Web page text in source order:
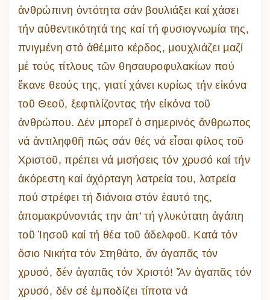
ἀνθρώπινη ὀντότητα σάν βουλιάξει καί χάσει
τήν αὐθεντικότητά της καί τή φυσιογνωμία της,
πνιγμένη στό ἀθέμιτο κέρδος, μουχλιάζει μαζί
μέ τούς τίτλους τῶν θησαυροφυλακίων πού
ἔκανε θεούς της, γιατί χάνει κυρίως τήν εἰκόνα
τοῦ Θεοῦ, ξεφτιλίζοντας τήν εἰκόνα τοῦ
ἀνθρώπου. Δέν μπορεῖ ὁ σημερινός ἄνθρωπος
νά ἀντιληφθῆ πῶς σάν θές νά εἶσαι φίλος τοῦ
Χριστοῦ, πρέπει νά μισήσεις τόν χρυσό καί τήν
ἀκόρεστη καί ἀχόρταγη λατρεία του, λατρεία
πού στρέφει τή διάνοια στόν ἑαυτό της,
ἀπομακρύνοντάς την ἀπ’ τή γλυκύτατη ἀγάπη
τοῦ Ἰησοῦ καί τή θέα τοῦ ἀδελφοῦ. Κατά τόν
ὅσιο Νικήτα τόν Στηθάτο, ἄν ἀγαπᾶς τόν
χρυσό, δέν ἀγαπᾶς τόν Χριστό! Ἄν ἀγαπᾶς τόν
χρυσό, δέν σέ ἐμποδίζει τίποτα νά